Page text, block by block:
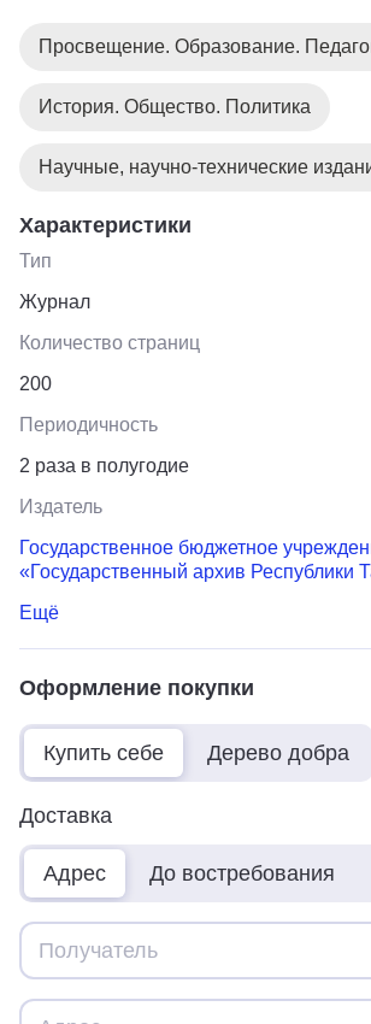
Просвещение. Образование.
История. Общество. Политика
Научные, научно-технические
Характеристики
Тип
Журнал
Количество страниц
200
Периодичность
2 раза в полугодие
Издатель
Государственное бюджетное
«Государственный архив Республики
Ещё
Оформление покупки
Купить себе Дерево добра
Доставка
Адрес До востребования